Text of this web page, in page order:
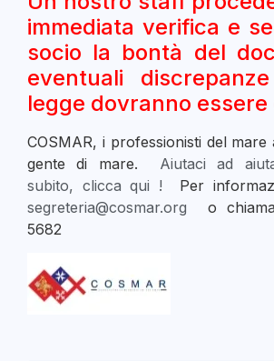
immediata verifica e
socio la bontà del
eventuali
legge dovranno
COSMAR, i professionisti del mare
gente di mare. Aiutaci ad
subito, clicca qui ! Per
segreteria@cosmar.org
o
5682